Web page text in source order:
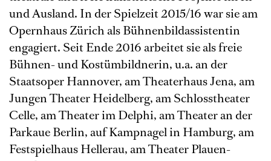
und Ausland. In der Spielzeit 2015/16 war sie am
Opernhaus Zürich als Bühnenbildassistentin
engagiert. Seit Ende 2016 arbeitet sie als freie
Bühnen- und Kostümbildnerin, u.a. an der
Staatsoper Hannover, am Theaterhaus Jena, am
Jungen Theater Heidelberg, am Schlosstheater
Celle, am Theater im Delphi, am Theater an der
Parkaue Berlin, auf Kampnagel in Hamburg, am
Festspielhaus Hellerau, am Theater Plauen-